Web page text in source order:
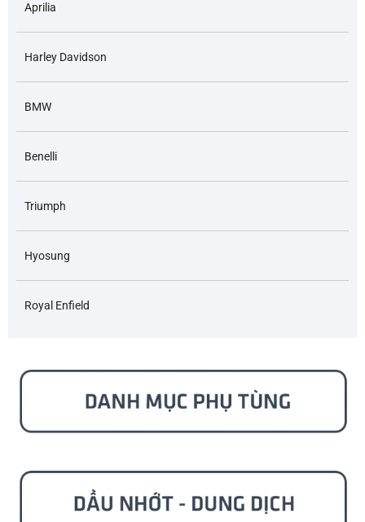
Aprilia
Harley Davidson
BMW
Benelli
Triumph
Hyosung
Royal Enfield